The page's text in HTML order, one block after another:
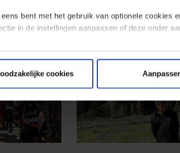
bent met het gebruik van optionele cookies
in de instellingen aanpassen of deze onder
cookies
Natuur net buiten de stad